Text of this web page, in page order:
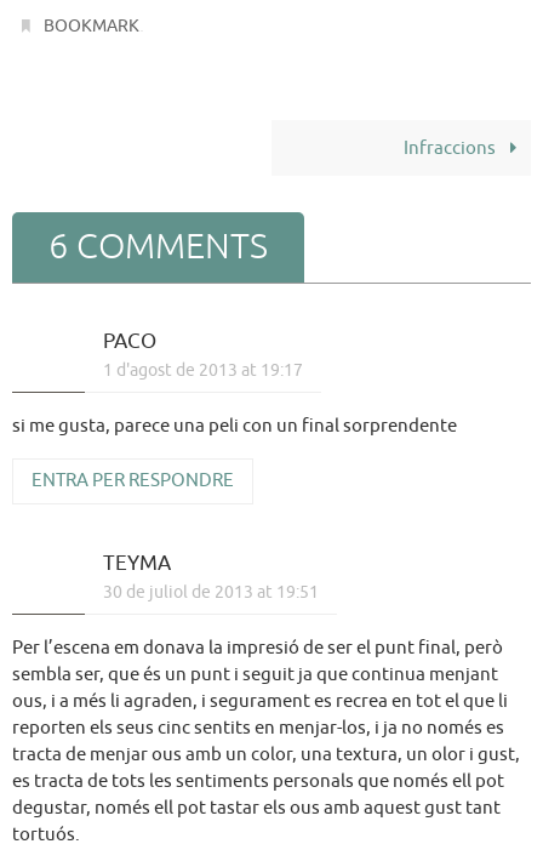
BOOKMARK
Infraccions
6 COMMENTS
PACO
1 d'agost de 2013 at 19:17
si me gusta, parece una peli con un final sorprendente
ENTRA PER RESPONDRE
TEYMA
30 de juliol de 2013 at 19:51
Per l’escena em donava la impresió de ser el punt final, però
sembla ser, que és un punt i seguit ja que continua menjant
ous, i a més li agraden, i segurament es recrea en tot el que li
reporten els seus cinc sentits en menjar-los, i ja no només es
tracta de menjar ous amb un color, una textura, un olor i gust,
es tracta de tots les sentiments personals que només ell pot
degustar, només ell pot tastar els ous amb aquest gust tant
tortuós.